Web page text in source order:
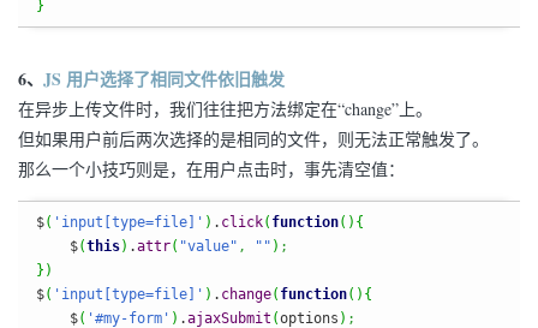
}
6、 JS 用户选择了相同文件依旧触发
在异步上传文件时，我们往往把方法绑定在“change”上。
但如果用户前后两次选择的是相同的文件，则无法正常触发了。
那么一个小技巧则是，在用户点击时，事先清空值：
$( 'input[type=file]' ) . click( function( ) {
    $
(this) .attr( "value" , "" ) ;
} )
$( 'input[type=file]' ) . change( function( ) {
    $
( '#my-form' ) .ajaxSubmit (options ) ;